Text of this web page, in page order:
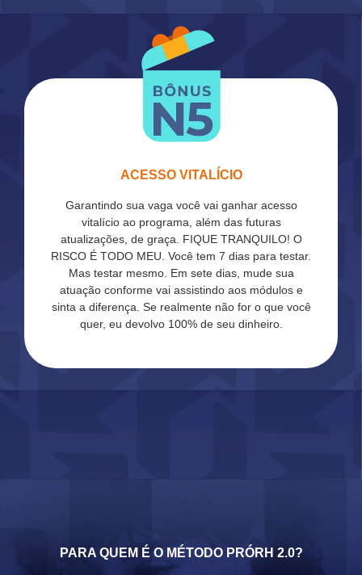
ACESSO VITALÍCIO
Garantindo sua vaga você vai ganhar acesso
vitalício ao programa, além das futuras
atualizações, de graça. FIQUE TRANQUILO! O
RISCO É TODO MEU. Você tem 7 dias para testar.
Mas testar mesmo. Em sete dias, mude sua
atuação conforme vai assistindo aos módulos e
sinta a diferença. Se realmente não for o que você
quer, eu devolvo 100% de seu dinheiro.
PARA QUEM É O MÉTODO PRÓRH 2.0?